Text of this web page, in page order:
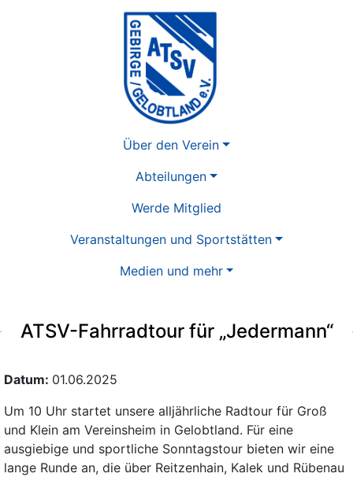
Über den Verein
Abteilungen
Werde Mitglied
Veranstaltungen und Sportstätten
Medien und mehr
ATSV-Fahrradtour für „Jedermann“
Datum: 01.06.2025
Um 10 Uhr startet unsere alljährliche Radtour für Groß
und Klein am Vereinsheim in Gelobtland. Für eine
ausgiebige und sportliche Sonntagstour bieten wir eine
lange Runde an, die über Reitzenhain, Kalek und Rübenau